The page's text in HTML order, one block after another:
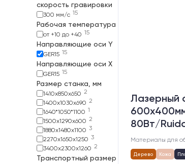
скорость гравировки
300 мм/с 15
Рабочая температура
от +10 до +40 15
Направляющие оси Y
GER15 15
Направляющие оси Х
GER15 15
Размер станка, мм
1410х850х650 2
1400x1030x690 2
1640*1050*1100 1
1500x1290x600 2
1880х1480х1100 3
2270х1650х1250 3
3400х2300х1260 2
Транспортный размер
Лазерный
80Вт/
Материалы для
Дерево Кожа